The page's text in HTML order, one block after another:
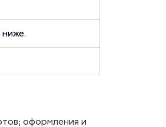
оформления и